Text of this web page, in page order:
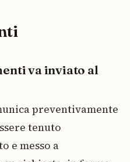
va inviato al
preventivamente
tenuto
e messo a